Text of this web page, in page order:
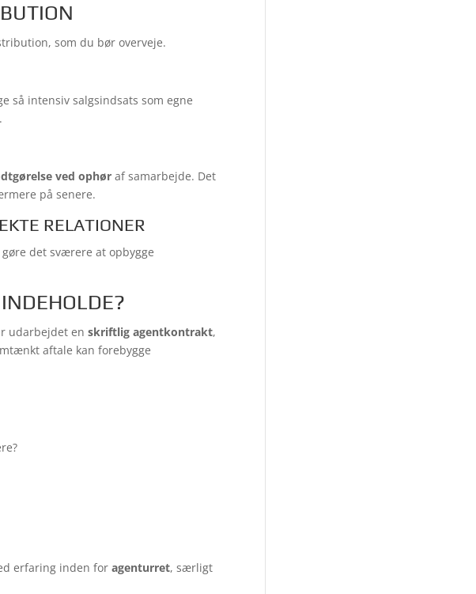
som du bør overveje.
så intensiv salgsindsats som egne
ved ophøraf samarbejde. Det
på senere.
RELATIONER
det sværere at opbygge
udarbejdet en skriftlig agentkontrakt,
aftale kan forebygge
erfaring inden for agenturret, særligt